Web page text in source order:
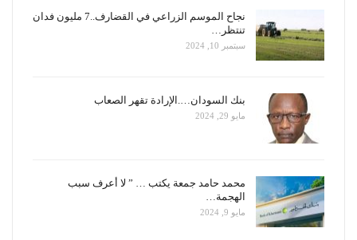
نجاح الموسم الزراعي في القضارف..7 مليون فدان
تنتظر…
سبتمبر 10, 2024
بنك السودان….الإرادة تقهر الصعاب
مايو 29, 2024
محمد حامد جمعة يكتب … ” لا أعرف سبب
الهجمة…
مايو 9, 2024